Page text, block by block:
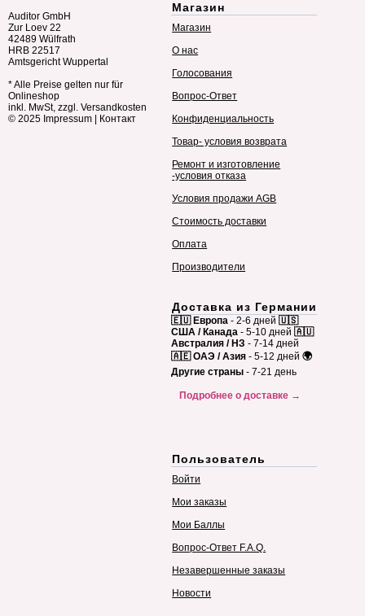
Auditor GmbH
Zur Loev 22
42489 Wülfrath
HRB 22517
Amtsgericht Wuppertal
* Alle Preise gelten nur für
Onlineshop
inkl. MwSt, zzgl. Versandkosten
© 2025 Impressum Контакт
Магазин
Магазин
О нас
Голосования
Вопрос-Ответ
Конфиденциальность
Товар- условия возврата
Ремонт и изготовление
-условия отказа
Условия продажи AGB
Стоимость доставки
Оплата
Производители
Доставка из Германии
🇪🇺 Европа - 2-6 дней 🇺🇸
США / Канада - 5-10 дней 🇦🇺
Австралия / НЗ - 7-14 дней
🇦🇪 ОАЭ / Азия - 5-12 дней 🌍
Другие страны - 7-21 день
Подробнее о доставке →
Пользователь
Войти
Мои заказы
Мои Баллы
Вопрос-Ответ F.A.Q.
Незавершенные заказы
Новости